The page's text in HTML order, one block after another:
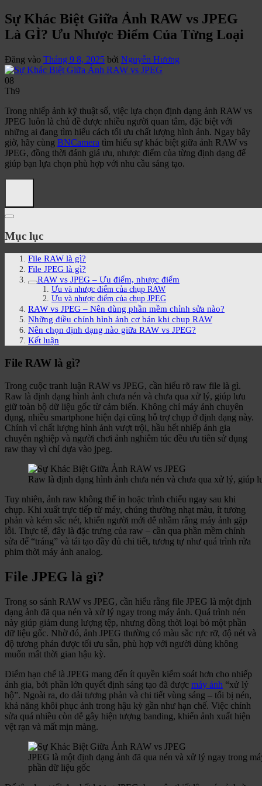
Sự Khác Biệt Giữa Ảnh RAW vs JPEG
Là GÌ? Ưu Nhược Điểm Của Từng Loại
Đăng vào Tháng 9 8, 2025 bởi Nguyễn Hương
08
Th9
Trong nhiếp ảnh kỹ thuật số, việc lựa chọn định dạng ảnh RAW vs
JPEG luôn là chủ đề được nhiều người quan tâm, đặc biệt với
những ai đang tìm hiểu cách tối ưu chất lượng hình ảnh. Ngay bây
giờ, hãy cùng BNCamera tìm hiểu sự khác biệt giữa ảnh RAW vs
JPEG, đồng thời đánh giá ưu, nhược điểm của từng định dạng để
giúp bạn lựa chọn phù hợp với nhu cầu sáng tạo.
Mục lục
File RAW là gì?
File JPEG là gì?
RAW vs JPEG – Ưu điểm, nhược điểm
Ưu và nhược điểm của chụp RAW
Ưu và nhược điểm của chụp JPEG
RAW vs JPEG – Nên dùng phần mềm chỉnh sửa nào?
Những điều chỉnh hình ảnh cơ bản khi chụp RAW
Nên chọn định dạng nào giữa RAW vs JPEG?
Kết luận
File RAW là gì?
Trong cuộc tranh luận RAW vs JPEG, cần hiểu rõ raw file là gì.
Raw là định dạng hình ảnh chưa nén và chưa qua xử lý, giúp lưu
giữ toàn bộ dữ liệu gốc từ cảm biến. Không chỉ máy ảnh chuyên
dụng, nhiều smartphone hiện đại cũng hỗ trợ chụp ở định dạng này.
Chính vì chất lượng hình ảnh vượt trội, hầu hết nhiếp ảnh gia
chuyên nghiệp và người chơi ảnh nghiêm túc đều ưu tiên sử dụng
raw thay vì chỉ dựa vào jpeg.
Raw là định dạng hình ảnh chưa nén và chưa qua xử lý, giúp
Tuy nhiên, ảnh raw không thể in hoặc trình chiếu ngay sau khi
chụp. Khi xuất trực tiếp từ máy, chúng thường nhạt màu, ít tương
phản và kém sắc nét, khiến người mới dễ nhầm rằng máy ảnh gặp
lỗi. Thực tế, đây là đặc trưng của raw – cần qua phần mềm chỉnh
sửa để “tráng” và tái tạo đầy đủ chi tiết, tương tự như quá trình rửa
phim thời máy ảnh analog.
File JPEG là gì?
Trong so sánh RAW vs JPEG, cần hiểu rằng file JPEG là một định
dạng ảnh đã qua nén và xử lý ngay trong máy ảnh. Quá trình nén
này giúp giảm dung lượng tệp, nhưng đồng thời loại bỏ một phần
dữ liệu gốc. Nhờ đó, ảnh JPEG thường có màu sắc rực rỡ, độ nét và
độ tương phản được tối ưu sẵn, phù hợp với người dùng không
muốn mất thời gian hậu kỳ.
Điểm hạn chế là JPEG mang đến ít quyền kiểm soát hơn cho nhiếp
ảnh gia, bởi phần lớn quyết định sáng tạo đã được máy ảnh “xử lý
hộ”. Ngoài ra, do dải tương phản và chi tiết vùng sáng – tối bị nén,
khả năng khôi phục ảnh trong hậu kỳ gần như hạn chế. Việc chỉnh
sửa quá nhiều còn dễ gây hiện tượng banding, khiến ảnh xuất hiện
vệt rạn và mất mịn màng.
JPEG là một định dạng ảnh đã qua nén và xử lý ngay trong
phần dữ liệu gốc